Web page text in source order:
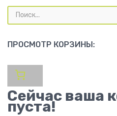
Поиск
товаров
ПРОСМОТР КОРЗИНЫ:
Сейчас ваша
пуста!